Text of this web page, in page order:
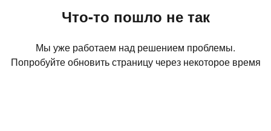
Что-то пошло не так
Мы уже работаем над решением проблемы.
Попробуйте обновить страницу через некоторое время